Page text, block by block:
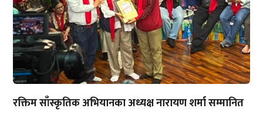
रक्तिम साँस्कृतिक अभियानका अध्यक्ष नारायण शर्मा सम्मानित